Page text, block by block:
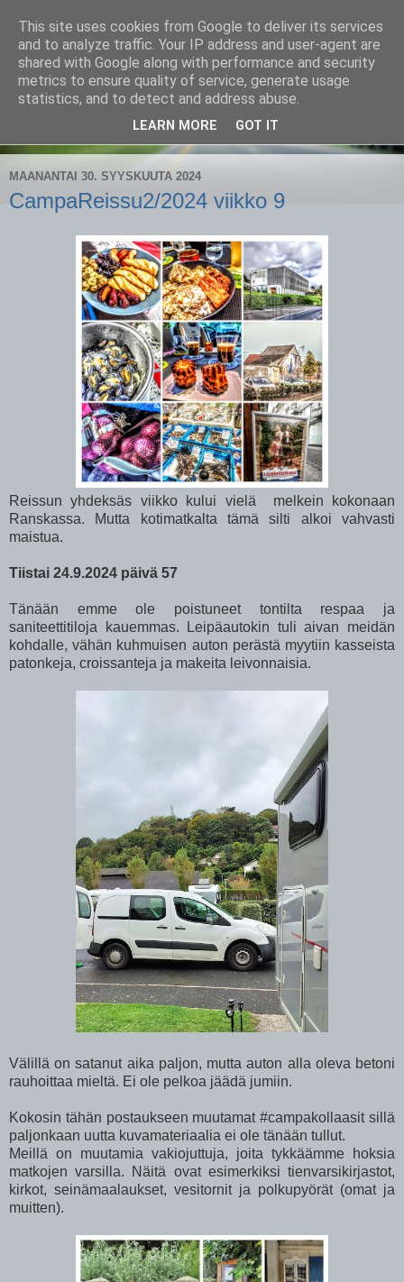
CampaSimpukka
kammen- ja kauhanpyöritystä
MAANANTAI 30. SYYSKUUTA 2024
CampaReissu2/2024 viikko 9
Reissun yhdeksäs viikko kului vielä melkein kokonaan
Ranskassa. Mutta kotimatkalta tämä silti alkoi vahvasti
maistua.
Tiistai 24.9.2024 päivä 57
Tänään emme ole poistuneet tontilta respaa ja
saniteettitiloja kauemmas. Leipäautokin tuli aivan meidän
kohdalle, vähän kuhmuisen auton perästä myytiin kasseista
patonkeja, croissanteja ja makeita leivonnaisia.
Välillä on satanut aika paljon, mutta auton alla oleva betoni
rauhoittaa mieltä. Ei ole pelkoa jäädä jumiin.
Kokosin tähän postaukseen muutamat#campakollaasitsillä
paljonkaan uutta kuvamateriaalia ei ole tänään tullut.
Meillä on muutamia vakiojuttuja, joita tykkäämme hoksia
matkojen varsilla. Näitä ovat esimerkiksi tienvarsikirjastot,
kirkot, seinämaalaukset, vesitornit ja polkupyörät (omat ja
muitten).
This site uses cookies from Google to deliver its services
and to analyze traffic. Your IP address and user-agent are
shared with Google along with performance and security
metrics to ensure quality of service, generate usage
statistics, and to detect and address abuse.
LEARN MORE GOT IT